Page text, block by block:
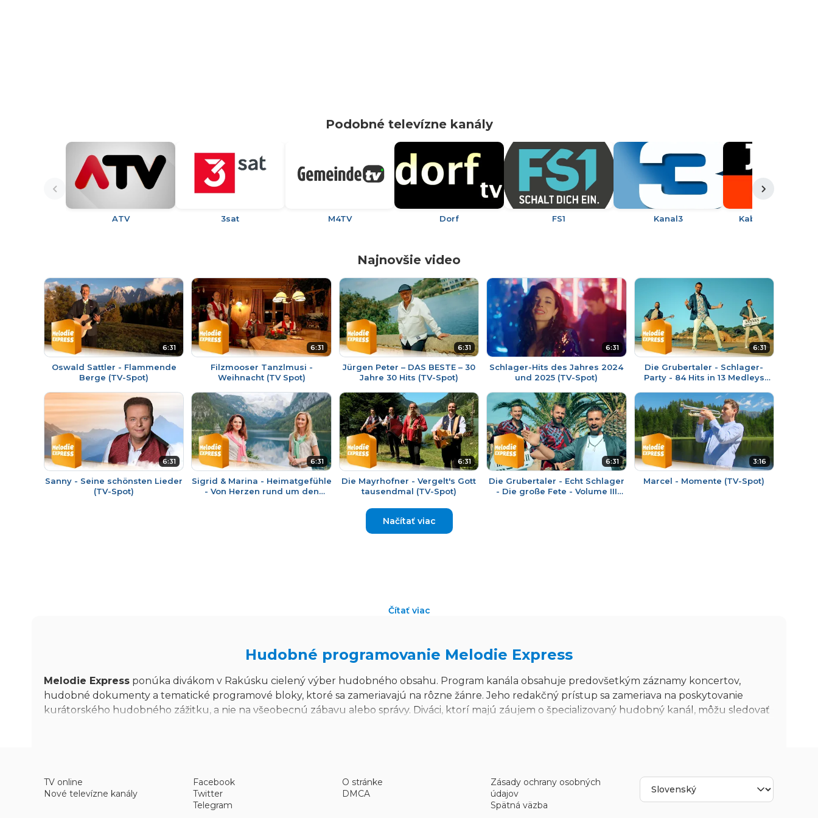
Podobné televízne kanály
ATV 3sat M4TV Dorf FS1 Kanal3 Kabel eins Austria
Najnovšie video
6:31
Oswald Sattler - Flammende
Berge (TV-Spot)
6:31
Filzmooser Tanzlmusi -
Weihnacht (TV Spot)
6:31
Jürgen Peter – DAS BESTE – 30
Jahre 30 Hits (TV-Spot)
6:31
Schlager-Hits des Jahres 2024
und 2025 (TV-Spot)
6:31
Die Grubertaler - Schlager-
Party - 84 Hits in 13 Medleys
6:31
Sanny - Seine schönsten Lieder
(TV-Spot)
6:31
Sigrid & Marina - Heimatgefühle
- Von Herzen rund um den
6:31
Die Mayrhofner - Vergelt's Gott
tausendmal (TV-Spot)
6:31
Die Grubertaler - Echt Schlager
- Die große Fete - Volume III
3:16
Marcel - Momente (TV-Spot)
Načítať viac
Čítať viac
Hudobné programovanie Melodie Express
Melodie Express ponúka divákom v Rakúsku cielený výber hudobného obsahu. Program kanála obsahuje predovšetkým záznamy koncertov,
hudobné dokumenty a tematické programové bloky, ktoré sa zameriavajú na rôzne žánre. Jeho redakčný prístup sa zameriava na poskytovanie
kurátorského hudobného zážitku, a nie na všeobecnú zábavu alebo správy. Diváci, ktorí majú záujem o špecializovaný hudobný kanál, môžu sledovať
Stanica sa zameriava na špecifickú škálu hudobných štýlov, často vrátane klasickej, folkovej a tradičnej rakúskej hudby. Jej program sa vyhýba talk
show, reality seriálom alebo športovému vysielaniu a zachováva si konzistentnú identitu okolo audiovizuálnych vystúpení. Toto úzke zameranie
TV online
Nové televízne kanály
Facebook
Twitter
Telegram
O stránke
DMCA
Zásady ochrany osobných
údajov
Spätná väzba